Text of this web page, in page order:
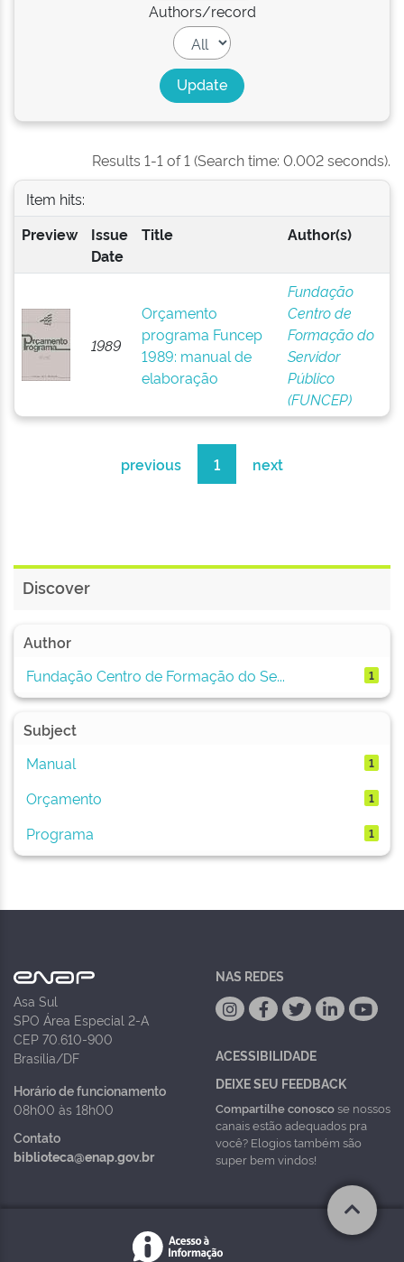
Authors/record
Results 1-1 of 1 (Search time: 0.002 seconds).
Item hits:
Preview
Issue
Date
Title Author(s)
1989
Orçamento
programa Funcep
1989: manual de
elaboração
Fundação
Centro de
Formação do
Servidor
Público
(FUNCEP)
previous 1 next
Discover
Author
Fundação Centro de Formação do Se...
1
Subject
Manual
1
Orçamento 1
Programa 1
Asa Sul
SPO Área Especial 2-A
CEP 70.610-900
Brasília/DF
Horário de funcionamento
08h00 às 18h00
Contato
biblioteca@enap.gov.br
NAS REDES
ACESSIBILIDADE
DEIXE SEU FEEDBACK
Compartilhe conoscose nossos
canais estão adequados pra
você? Elogios também são
super bem vindos!